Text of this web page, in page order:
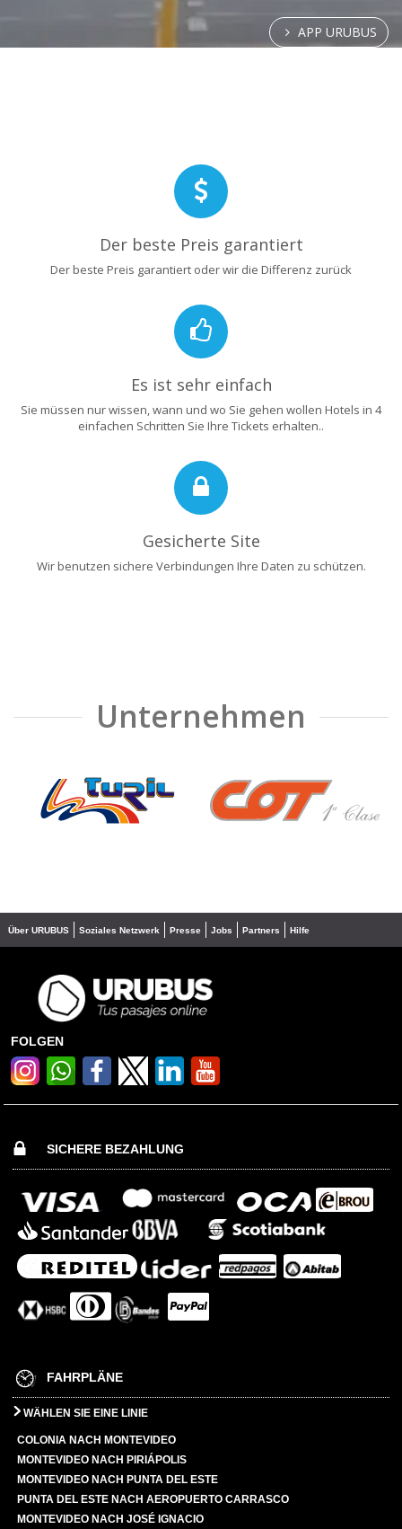
APP URUBUS
Der beste Preis garantiert
Der beste Preis garantiert oder wir die Differenz zurück
Es ist sehr einfach
Sie müssen nur wissen, wann und wo Sie gehen wollen Hotels in 4
einfachen Schritten Sie Ihre Tickets erhalten..
Gesicherte Site
Wir benutzen sichere Verbindungen Ihre Daten zu schützen.
Unternehmen
❮ ❯
Über URUBUS Soziales Netzwerk Presse Jobs Partners Hilfe
FOLGEN
SICHERE BEZAHLUNG
FAHRPLÄNE
WÄHLEN SIE EINE LINIE
COLONIA NACH MONTEVIDEO
MONTEVIDEO NACH PIRIÁPOLIS
MONTEVIDEO NACH PUNTA DEL ESTE
PUNTA DEL ESTE NACH AEROPUERTO CARRASCO
MONTEVIDEO NACH JOSÉ IGNACIO